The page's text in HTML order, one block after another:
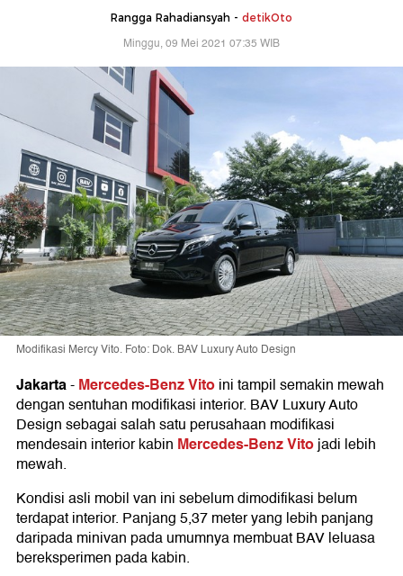
Rangga Rahadiansyah - detikOto
Minggu, 09 Mei 2021 07:35 WIB
Modifikasi Mercy Vito. Foto: Dok. BAV Luxury Auto Design
Jakarta-Mercedes-Benz Vitoini tampil semakin mewah
dengan sentuhan modifikasi interior. BAV Luxury Auto
Design sebagai salah satu perusahaan modifikasi
mendesain interior kabin Mercedes-Benz Vitojadi lebih
mewah.
Kondisi asli mobil van ini sebelum dimodifikasi belum
terdapat interior. Panjang 5,37 meter yang lebih panjang
daripada minivan pada umumnya membuat BAV leluasa
bereksperimen pada kabin.